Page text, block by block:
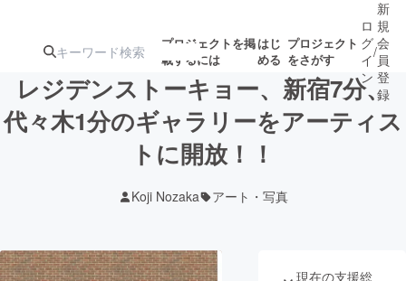
プロジェクトを掲
載するには
はじ
める
プロジェクト
をさがす
注目の新着プロ募集終了が近いプ
ロ
グ
イ
ン
/
新
規
会
員
登
録
レジデンストーキョー、新宿7分、
代々木1分のギャラリーをアーティス
トに開放！！
Koji Nozaka アート・写真
現在の支援総